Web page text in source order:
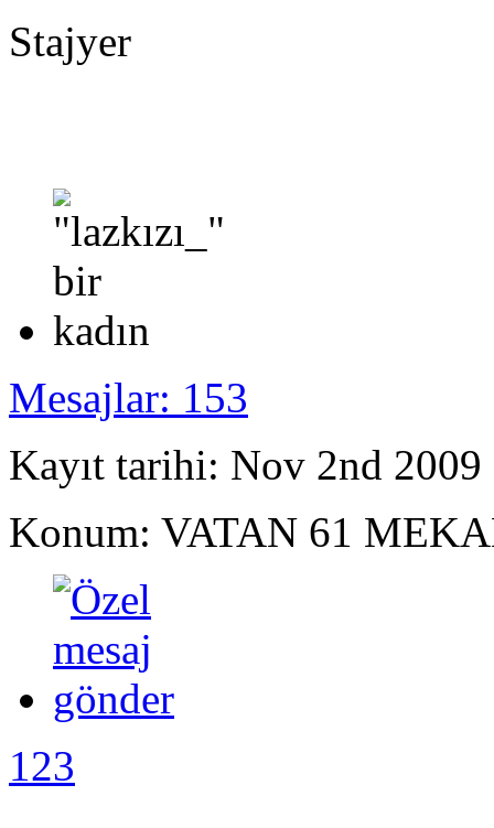
Stajyer
Mesajlar: 153
Kayıt tarihi: Nov 2nd 2009
Konum: VATAN 61
123